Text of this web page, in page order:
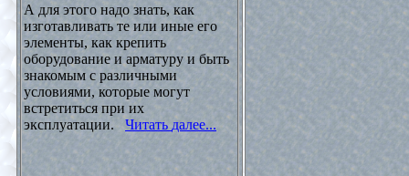
А для этого надо знать, как
изготавливать те или иные его
элементы, как крепить
оборудование и арматуру и быть
знакомым с различными
условиями, которые могут
встретиться при их
эксплуатации.
Читать далее...